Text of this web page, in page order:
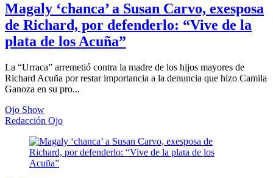
Magaly ‘chanca’ a Susan Carvo, exesposa
de Richard, por defenderlo: “Vive de la
plata de los Acuña”
La “Urraca” arremetió contra la madre de los hijos mayores de
Richard Acuña por restar importancia a la denuncia que hizo Camila
Ganoza en su pro...
Ojo Show
Redacción Ojo